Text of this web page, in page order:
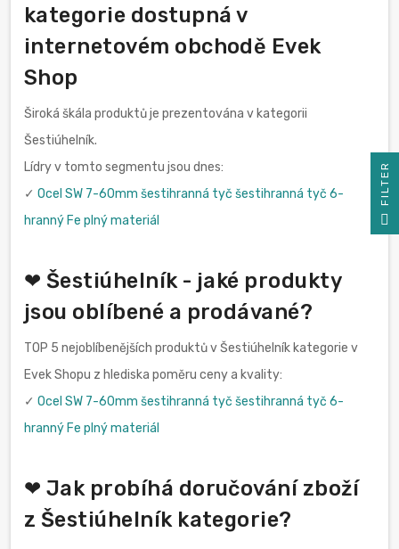
kategorie dostupná v
internetovém obchodě Evek
Shop
Široká škála produktů je prezentována v kategorii
Šestiúhelník.
Lídry v tomto segmentu jsou dnes:
✓ Ocel SW 7-60mm šestihranná tyč šestihranná tyč 6-
hranný Fe plný materiál
❤ Šestiúhelník - jaké produkty
jsou oblíbené a prodávané?
TOP 5 nejoblíbenějších produktů v Šestiúhelník kategorie v
Evek Shopu z hlediska poměru ceny a kvality:
✓ Ocel SW 7-60mm šestihranná tyč šestihranná tyč 6-
hranný Fe plný materiál
❤ Jak probíhá doručování zboží
z Šestiúhelník kategorie?
R